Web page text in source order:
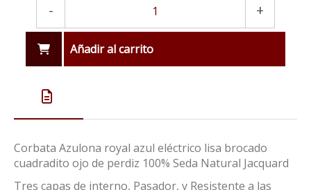
- +
Añadir al carrito
Corbata Azulona royal azul eléctrico lisa brocado
cuadradito ojo de perdiz 100% Seda Natural Jacquard
Tres capas de interno, Pasador, y Resistente a las